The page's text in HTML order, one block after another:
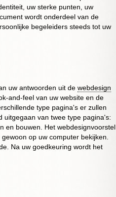
uw sterke punten, uw
wordt onderdeel van de
begeleiders steeds tot uw
uw antwoorden uit de webdesign
and-feelvan uw website en de
type pagina's er zullen
uitgegaan van twee type pagina's:
en bouwen. Het webdesignvoorstel
op uw computer bekijken.
Na uw goedkeuring wordt het